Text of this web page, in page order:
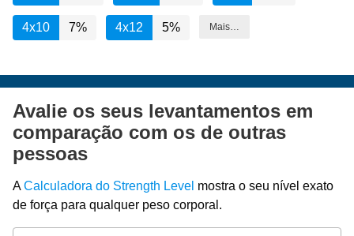
4x10 7% 4x12 5% Mais…
Avalie os seus levantamentos em
comparação com os de outras
pessoas
ACalculadora do Strength Level mostra o seu nível exato
de força para qualquer peso corporal.